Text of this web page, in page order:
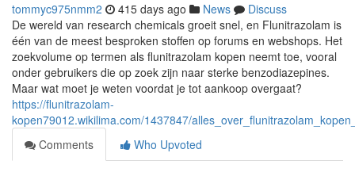
tommyc975nmm2 415 days ago News
Discuss
De wereld van research chemicals groeit snel, en Flunitrazolam is
één van de meest besproken stoffen op forums en webshops. Het
zoekvolume op termen als flunitrazolam kopen neemt toe, vooral
onder gebruikers die op zoek zijn naar sterke benzodiazepines.
Maar wat moet je weten voordat je tot aankoop overgaat?
https://flunitrazolam-
kopen79012.wikilima.com/1437847/
Comments
Who Upvoted